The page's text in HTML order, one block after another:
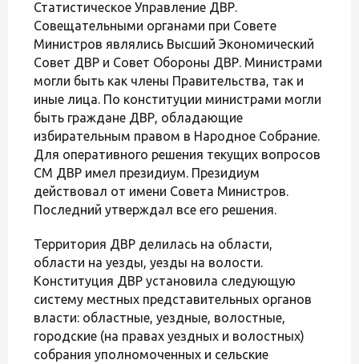
Статистическое Управление ДВР.
Совещательными органами при Совете
Министров являлись Высший Экономический
Совет ДВР и Совет Обороны ДВР. Министрами
могли быть как члены Правительства, так и
иные лица. По конституции министрами могли
быть граждане ДВР, обладающие
избирательным правом в Народное Собрание.
Для оперативного решения текущих вопросов
СМ ДВР имел президиум. Президиум
действовал от имени Совета Министров.
Последний утверждал все его решения.
Территория ДВР делилась на области,
области на уезды, уезды на волости.
Конституция ДВР установила следующую
систему местных представительных органов
власти: областные, уездные, волостные,
городские (на правах уездных и волостных)
собрания уполномоченных и сельские